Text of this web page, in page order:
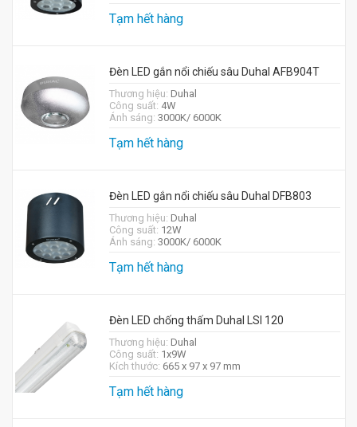
Tạm hết hàng
Đèn LED gắn nổi chiếu sâu Duhal AFB904T
Thương hiệu: Duhal
Công suất: 4W
Ánh sáng: 3000K/ 6000K
Tạm hết hàng
Đèn LED gắn nổi chiếu sâu Duhal DFB803
Thương hiệu: Duhal
Công suất: 12W
Ánh sáng: 3000K/ 6000K
Tạm hết hàng
Đèn LED chống thấm Duhal LSI 120
Thương hiệu: Duhal
Công suất: 1x9W
Kích thước: 665 x 97 x 97 mm
Tạm hết hàng